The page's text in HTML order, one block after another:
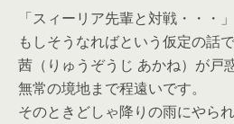
「スィーリア先輩と対戦・・・」
もしそうなればという仮定の話
茜（りゅうぞうじ あかね）が戸
無常の境地まで程遠いです。
そのときどしゃ降りの雨にやられ